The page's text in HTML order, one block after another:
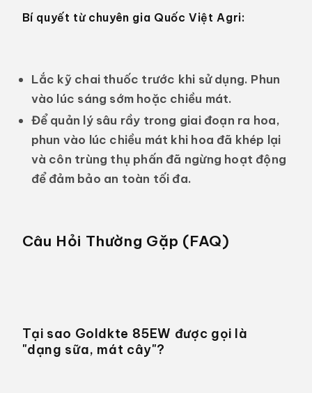
Bí quyết từ chuyên gia Quốc Việt Agri:
Lắc kỹ chai thuốc trước khi sử dụng. Phun
vào lúc sáng sớm hoặc chiều mát.
Để quản lý sâu rầy trong giai đoạn ra hoa,
phun vào lúc chiều mát khi hoa đã khép lại
và côn trùng thụ phấn đã ngừng hoạt động
để đảm bảo an toàn tối đa.
Câu Hỏi Thường Gặp (FAQ)
Tại sao Goldkte 85EW được gọi là
"dạng sữa, mát cây"?